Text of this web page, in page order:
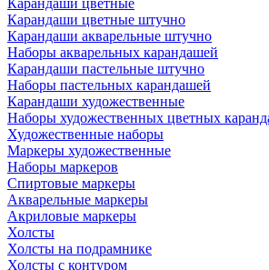
Карандаши цветные
Карандаши цветные штучно
Карандаши акварельные штучно
Наборы акварельных карандашей
Карандаши пастельные штучно
Наборы пастельных карандашей
Карандаши художественные
Наборы художественных цветных
Художественные наборы
Маркеры художественные
Наборы маркеров
Спиртовые маркеры
Акварельные маркеры
Акриловые маркеры
Холсты
Холсты на подрамнике
Холсты с контуром